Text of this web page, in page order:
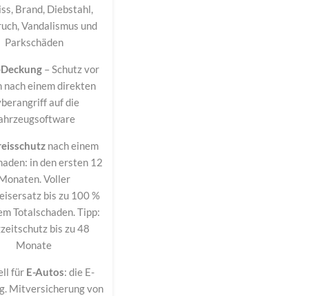
Brand, Diebstahl,
Vandalismus und
Parkschäden
– Schutz vor
nach einem direkten
auf die
nach einem
in den ersten 12
Voller
bis zu 100 %
Totalschaden. Tipp:
bis zu 48
Monate
für E-Autos: die E-
Mitversicherung von